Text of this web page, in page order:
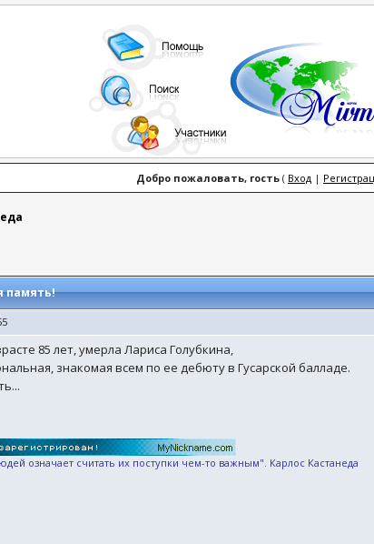
Добро пожаловать, гость( Вход|
память!
85 лет, умерла Лариса Голубкина,
знакомая всем по ее дебюту в Гусарской балладе.
означает считать их поступки чем-то важным". Карлос Кастанеда